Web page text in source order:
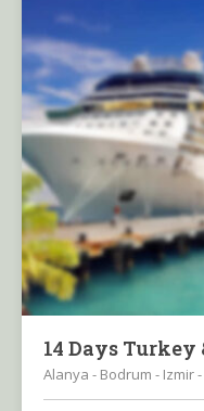
14 Days Turkey
Alanya - Bodrum - Izmir